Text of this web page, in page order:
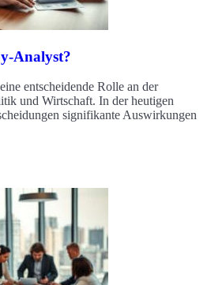
Analyst?
entscheidende Rolle an der
und Wirtschaft. In der heutigen
signifikante Auswirkungen